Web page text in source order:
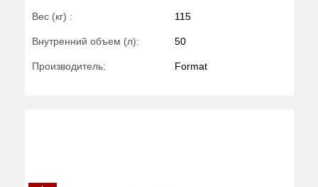
Вес (кг) : 115
Внутренний объем (л): 50
Производитель: Format